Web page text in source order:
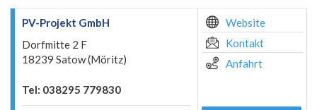
PV-Projekt GmbH
Dorfmitte 2 F
18239 Satow (Möritz)
Tel: 038295 779830
Website
Kontakt
Anfahrt